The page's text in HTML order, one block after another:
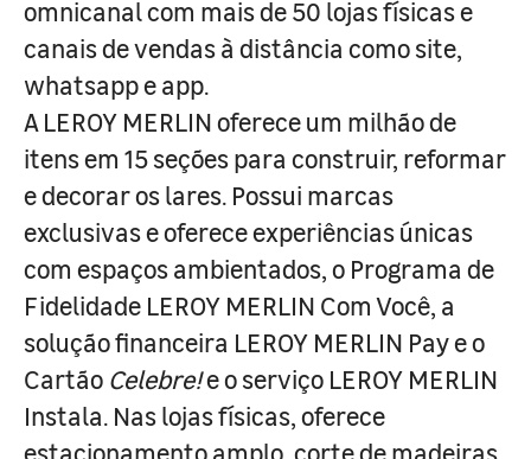
omnicanal com mais de 50 lojas físicas e
canais de vendas à distância como site,
whatsapp e app.
A LEROY MERLIN oferece um milhão de
itens em 15 seções para construir, reformar
e decorar os lares. Possui marcas
exclusivas e oferece experiências únicas
com espaços ambientados, o Programa de
Fidelidade LEROY MERLIN Com Você, a
solução financeira LEROY MERLIN Pay e o
Cartão Celebre!e o serviço LEROY MERLIN
Instala. Nas lojas físicas, oferece
estacionamento amplo, corte de madeiras,